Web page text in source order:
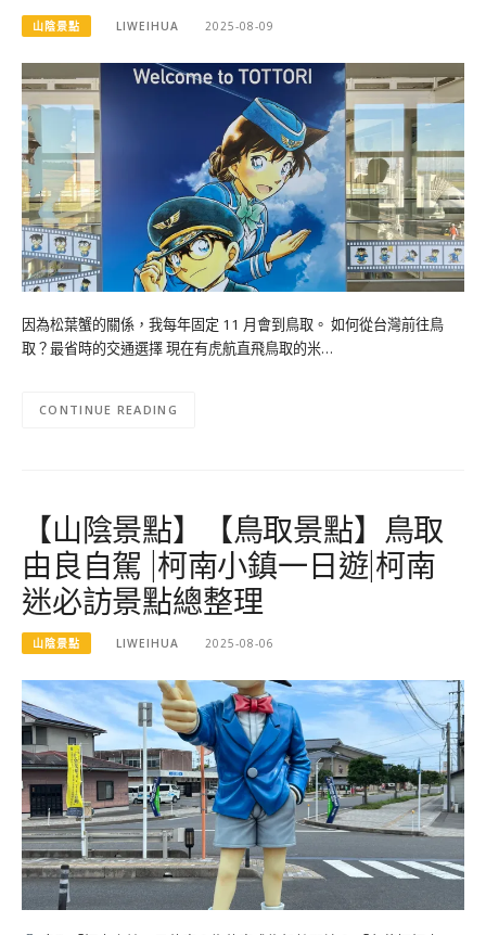
山陰景點 LIWEIHUA 2025-08-09
因為松葉蟹的關係，我每年固定 11 月會到鳥取。 如何從台灣前往鳥
取？最省時的交通選擇 現在有虎航直飛鳥取的米…
CONTINUE READING
【山陰景點】【鳥取景點】鳥取
由良自駕 |柯南小鎮一日遊|柯南
迷必訪景點總整理
山陰景點 LIWEIHUA 2025-08-06